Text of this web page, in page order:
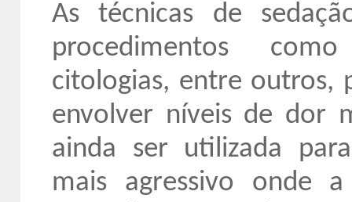
As técnicas de
procedimentos
citologias, entre outros,
envolver níveis de dor
ainda ser utilizada
mais agressivo onde